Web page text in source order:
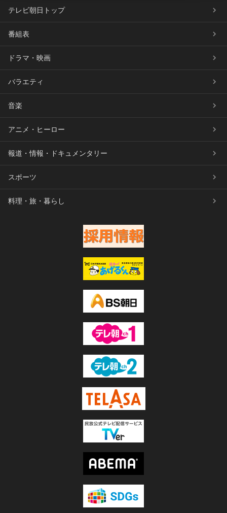
テレビ朝日トップ
番組表
ドラマ・映画
バラエティ
音楽
アニメ・ヒーロー
報道・情報・ドキュメンタリー
スポーツ
料理・旅・暮らし